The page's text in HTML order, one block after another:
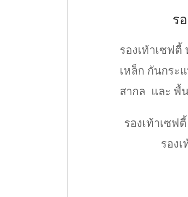
ร
รองเท้าเซฟตี้
เหล็ก กันกระ
สากล และ พื้
รองเท้าเซฟ
รอง